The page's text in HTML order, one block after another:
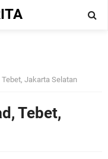
Jakarta Selatan
Tebet,